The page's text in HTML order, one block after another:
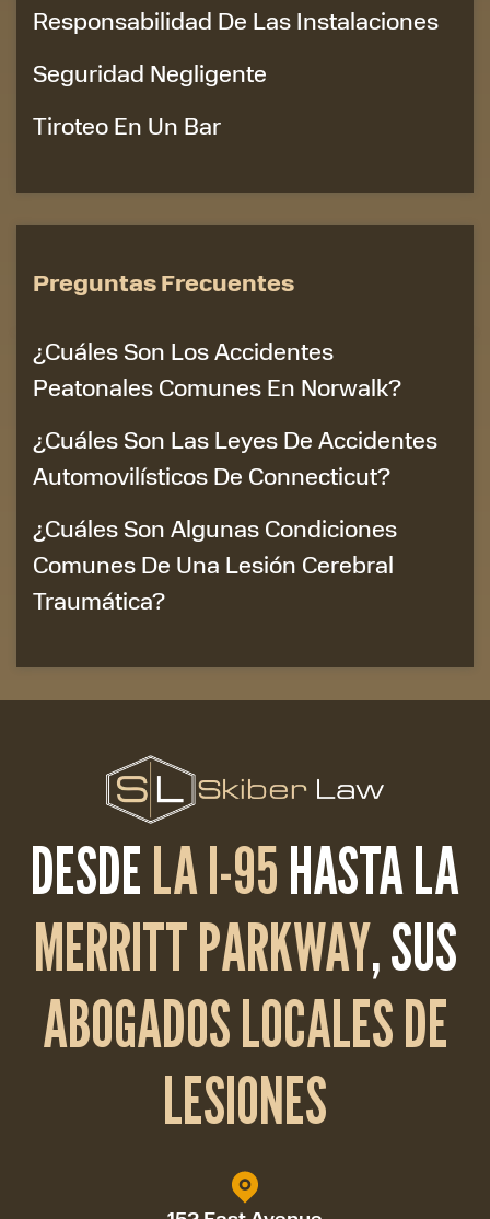
Responsabilidad De Las Instalaciones
Seguridad Negligente
Tiroteo En Un Bar
Preguntas Frecuentes
¿Cuáles Son Los Accidentes
Peatonales Comunes En Norwalk?
¿Cuáles Son Las Leyes De Accidentes
Automovilísticos De Connecticut?
¿Cuáles Son Algunas Condiciones
Comunes De Una Lesión Cerebral
Traumática?
DESDELA I-95HASTA LA
MERRITT PARKWAY, SUS
ABOGADOS LOCALES DE
LESIONES